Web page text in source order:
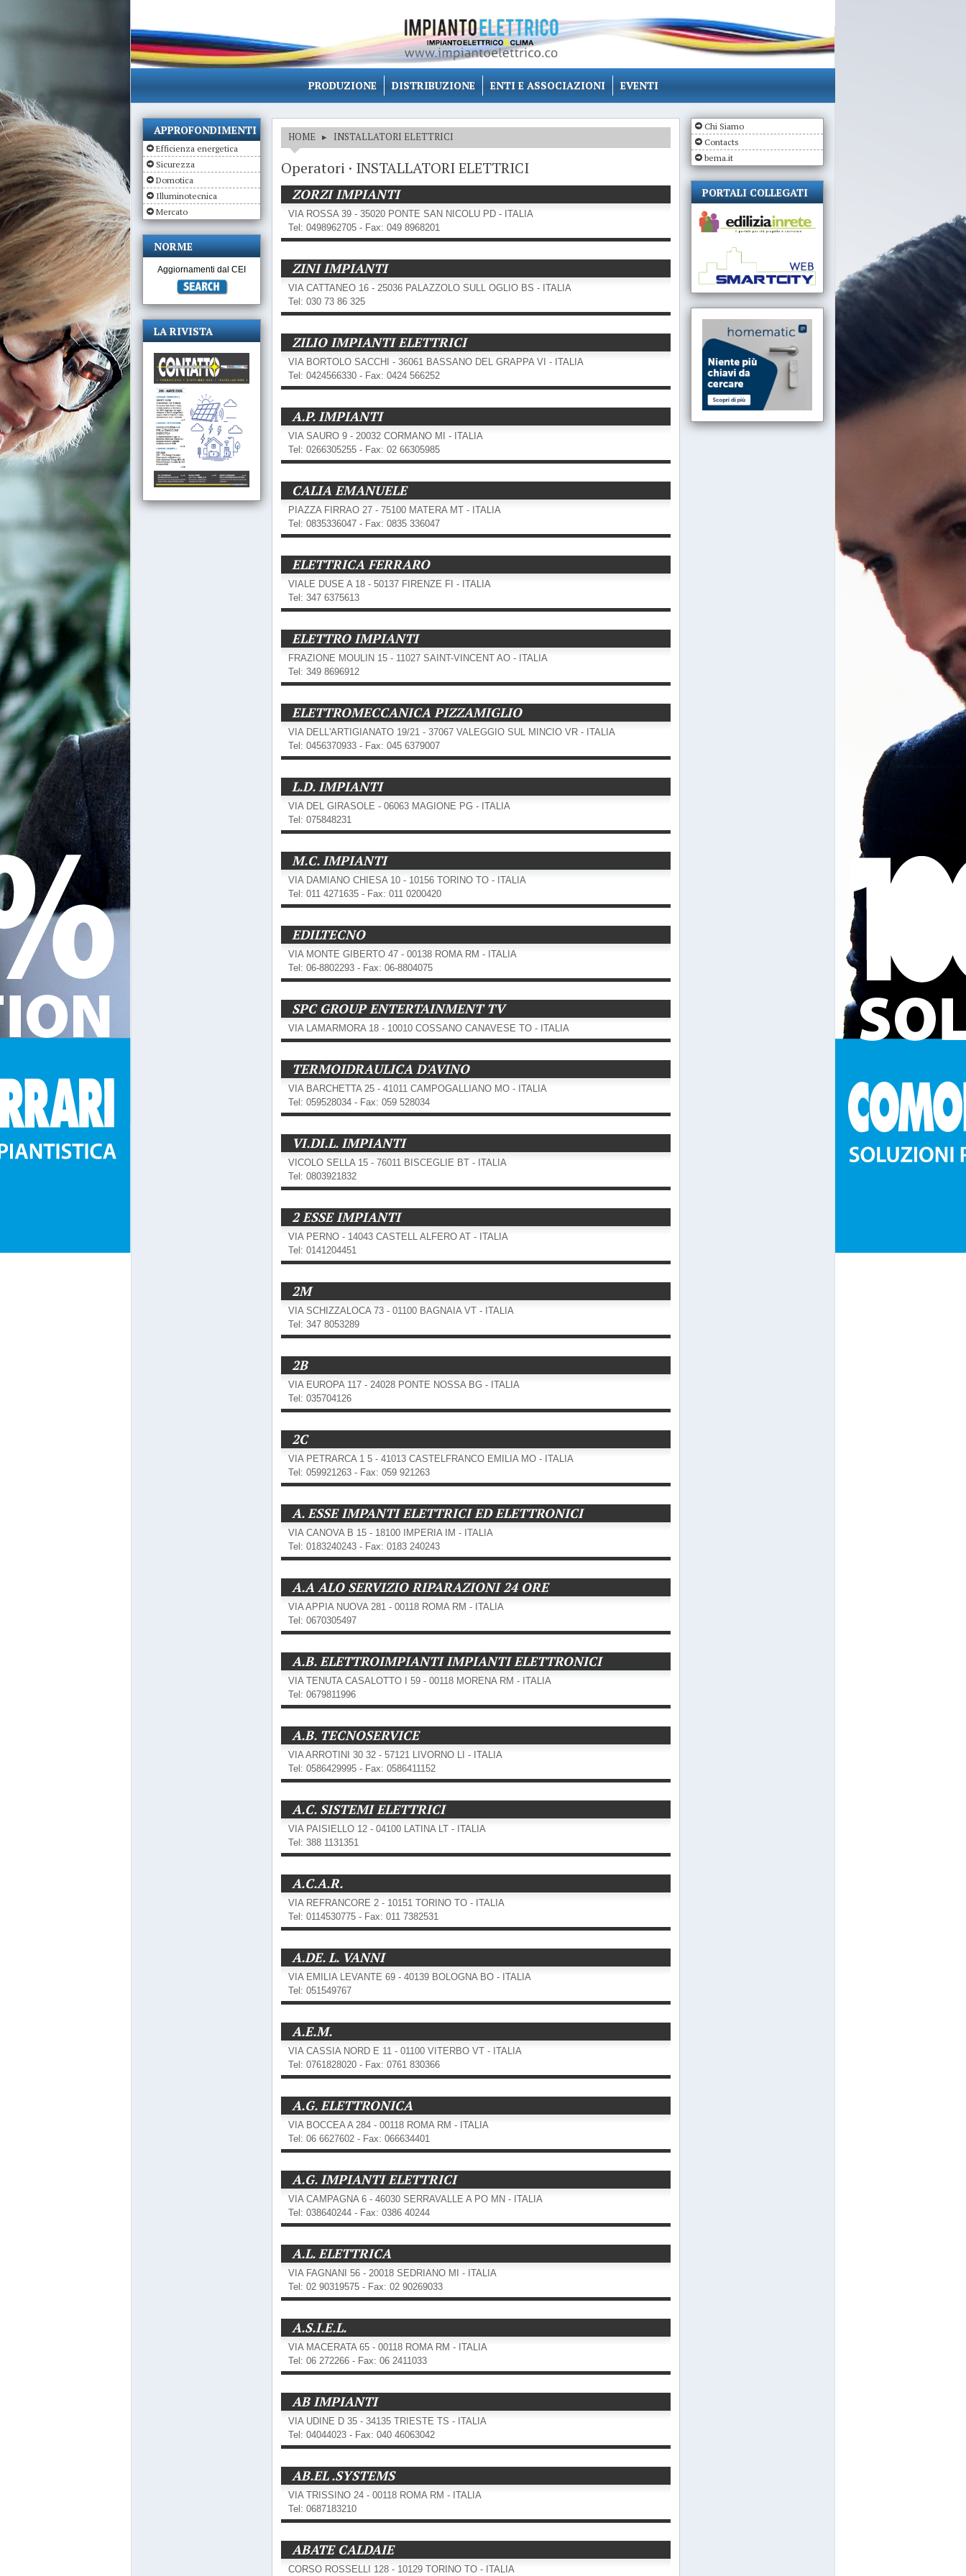
PRODUZIONE DISTRIBUZIONE ENTI E ASSOCIAZIONI EVENTI
HOME ▸ INSTALLATORI ELETTRICI
Operatori · INSTALLATORI ELETTRICI
ZORZI IMPIANTI
VIA ROSSA 39 - 35020 PONTE SAN NICOLU PD - ITALIA
Tel: 0498962705 - Fax: 049 8968201
ZINI IMPIANTI
VIA CATTANEO 16 - 25036 PALAZZOLO SULL OGLIO BS - ITALIA
Tel: 030 73 86 325
ZILIO IMPIANTI ELETTRICI
VIA BORTOLO SACCHI - 36061 BASSANO DEL GRAPPA VI - ITALIA
Tel: 0424566330 - Fax: 0424 566252
A.P. IMPIANTI
VIA SAURO 9 - 20032 CORMANO MI - ITALIA
Tel: 0266305255 - Fax: 02 66305985
CALIA EMANUELE
PIAZZA FIRRAO 27 - 75100 MATERA MT - ITALIA
Tel: 0835336047 - Fax: 0835 336047
ELETTRICA FERRARO
VIALE DUSE A 18 - 50137 FIRENZE FI - ITALIA
Tel: 347 6375613
ELETTRO IMPIANTI
FRAZIONE MOULIN 15 - 11027 SAINT-VINCENT AO - ITALIA
Tel: 349 8696912
ELETTROMECCANICA PIZZAMIGLIO
VIA DELL'ARTIGIANATO 19/21 - 37067 VALEGGIO SUL MINCIO VR - ITALIA
Tel: 0456370933 - Fax: 045 6379007
L.D. IMPIANTI
VIA DEL GIRASOLE - 06063 MAGIONE PG - ITALIA
Tel: 075848231
M.C. IMPIANTI
VIA DAMIANO CHIESA 10 - 10156 TORINO TO - ITALIA
Tel: 011 4271635 - Fax: 011 0200420
EDILTECNO
VIA MONTE GIBERTO 47 - 00138 ROMA RM - ITALIA
Tel: 06-8802293 - Fax: 06-8804075
SPC GROUP ENTERTAINMENT TV
VIA LAMARMORA 18 - 10010 COSSANO CANAVESE TO - ITALIA
TERMOIDRAULICA D'AVINO
VIA BARCHETTA 25 - 41011 CAMPOGALLIANO MO - ITALIA
Tel: 059528034 - Fax: 059 528034
VI.DI.L. IMPIANTI
VICOLO SELLA 15 - 76011 BISCEGLIE BT - ITALIA
Tel: 0803921832
2 ESSE IMPIANTI
VIA PERNO - 14043 CASTELL ALFERO AT - ITALIA
Tel: 0141204451
2M
VIA SCHIZZALOCA 73 - 01100 BAGNAIA VT - ITALIA
Tel: 347 8053289
2B
VIA EUROPA 117 - 24028 PONTE NOSSA BG - ITALIA
Tel: 035704126
2C
VIA PETRARCA 1 5 - 41013 CASTELFRANCO EMILIA MO - ITALIA
Tel: 059921263 - Fax: 059 921263
A. ESSE IMPANTI ELETTRICI ED ELETTRONICI
VIA CANOVA B 15 - 18100 IMPERIA IM - ITALIA
Tel: 0183240243 - Fax: 0183 240243
A.A ALO SERVIZIO RIPARAZIONI 24 ORE
VIA APPIA NUOVA 281 - 00118 ROMA RM - ITALIA
Tel: 0670305497
A.B. ELETTROIMPIANTI IMPIANTI ELETTRONICI
VIA TENUTA CASALOTTO I 59 - 00118 MORENA RM - ITALIA
Tel: 0679811996
A.B. TECNOSERVICE
VIA ARROTINI 30 32 - 57121 LIVORNO LI - ITALIA
Tel: 0586429995 - Fax: 0586411152
A.C. SISTEMI ELETTRICI
VIA PAISIELLO 12 - 04100 LATINA LT - ITALIA
Tel: 388 1131351
A.C.A.R.
VIA REFRANCORE 2 - 10151 TORINO TO - ITALIA
Tel: 0114530775 - Fax: 011 7382531
A.DE. L. VANNI
VIA EMILIA LEVANTE 69 - 40139 BOLOGNA BO - ITALIA
Tel: 051549767
A.E.M.
VIA CASSIA NORD E 11 - 01100 VITERBO VT - ITALIA
Tel: 0761828020 - Fax: 0761 830366
A.G. ELETTRONICA
VIA BOCCEA A 284 - 00118 ROMA RM - ITALIA
Tel: 06 6627602 - Fax: 066634401
A.G. IMPIANTI ELETTRICI
VIA CAMPAGNA 6 - 46030 SERRAVALLE A PO MN - ITALIA
Tel: 038640244 - Fax: 0386 40244
A.L. ELETTRICA
VIA FAGNANI 56 - 20018 SEDRIANO MI - ITALIA
Tel: 02 90319575 - Fax: 02 90269033
A.S.I.E.L.
VIA MACERATA 65 - 00118 ROMA RM - ITALIA
Tel: 06 272266 - Fax: 06 2411033
AB IMPIANTI
VIA UDINE D 35 - 34135 TRIESTE TS - ITALIA
Tel: 04044023 - Fax: 040 46063042
AB.EL .SYSTEMS
VIA TRISSINO 24 - 00118 ROMA RM - ITALIA
Tel: 0687183210
ABATE CALDAIE
CORSO ROSSELLI 128 - 10129 TORINO TO - ITALIA
APPROFONDIMENTI
Efficienza energetica
Sicurezza
Domotica
Illuminotecnica
Mercato
NORME
Aggiornamenti dal CEI
LA RIVISTA
Chi Siamo
Contacts
bema.it
PORTALI COLLEGATI